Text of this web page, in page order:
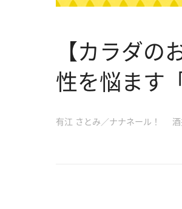
【カラダ
性を悩ます
有江 さとみ／ナナネール！